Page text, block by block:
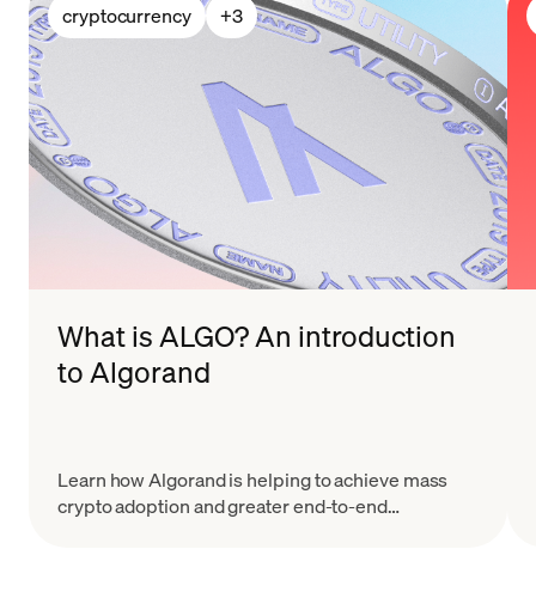
cryptocurrency +3
What is ALGO? An introduction
to Algorand
Learn how Algorand is helping to achieve mass
crypto adoption and greater end-to-end